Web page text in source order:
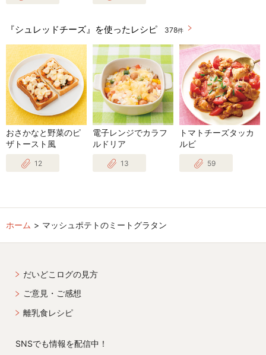
『シュレッドチーズ』を使ったレシピ 378件
おさかなと野菜のピ
ザトースト風
12
電子レンジでカラフ
ルドリア
13
トマトチーズタッカ
ルビ
59
ホーム マッシュポテトのミートグラタン
だいどこログの見方
ご意見・ご感想
離乳食レシピ
SNSでも情報を配信中！